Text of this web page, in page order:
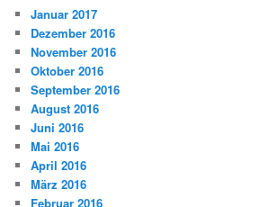
Januar 2017
Dezember 2016
November 2016
Oktober 2016
September 2016
August 2016
Juni 2016
Mai 2016
April 2016
März 2016
Februar 2016